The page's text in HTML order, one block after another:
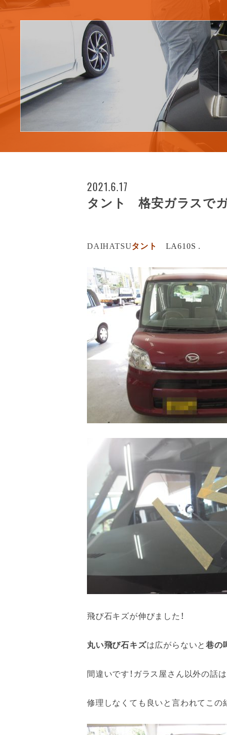
2021.6.17
タント 格安ガラスで
DAIHATSUタント LA610S .
飛び石キズが伸びました！
丸い飛び石キズは広がらないと巷の
間違いです！ガラス屋さん以外の話
修理しなくても良いと言われてこの